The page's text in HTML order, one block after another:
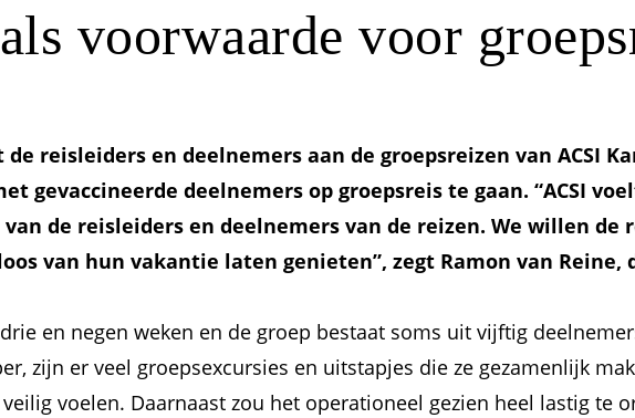
voorwaarde voor
reisleiders en deelnemers aan de groepsreizen van ACSI
gevaccineerde deelnemers op groepsreis te gaan. “ACSI
de reisleiders en deelnemers van de reizen. We willen
van hun vakantie laten genieten”, zegt Ramon van Reine,
en negen weken en de groep bestaat soms uit vijftig
zijn er veel groepsexcursies en uitstapjes die ze gezamenlijk
voelen. Daarnaast zou het operationeel gezien heel lastig te